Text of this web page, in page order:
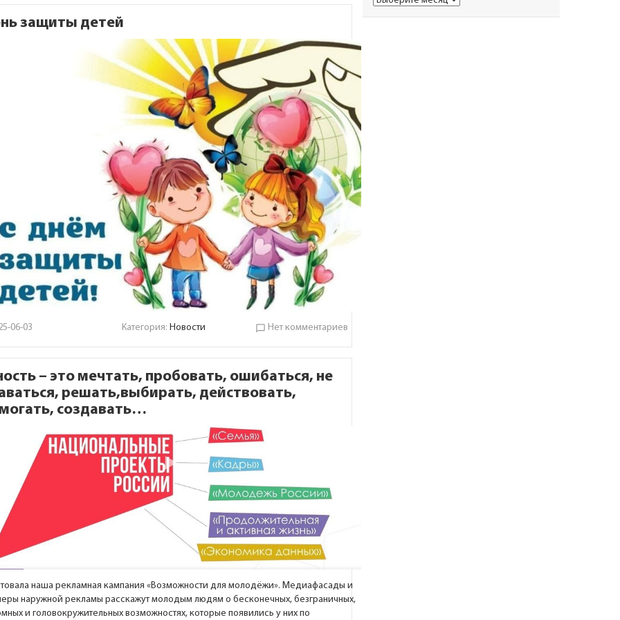
защиты детей
06-03 Категория: Новости chat_bubble_outline Нет комментариев
– это мечтать, пробовать, ошибаться, не
решать,выбирать, действовать,
создавать…
наша рекламная кампания «Возможности для молодёжи». Медиафасады и
наружной рекламы расскажут молодым людям о бесконечных, безграничных,
и головокружительных возможностях, которые появились у них по